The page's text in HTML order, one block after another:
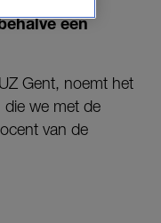
een
Gent, noemt het
we met de
van de